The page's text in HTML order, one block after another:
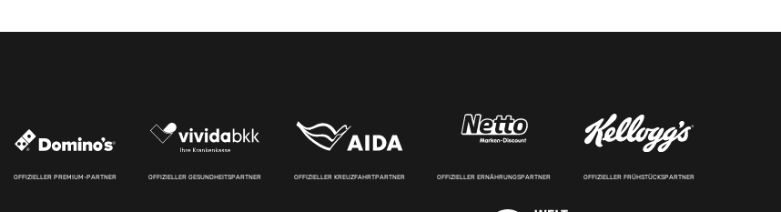
OFFIZIELLER PREMIUM-PARTNER OFFIZIELLER GESUNDHEITSPARTNER OFFIZIELLER KREUZFAHRTPARTNER OFFIZIELLER ERNÄHRUNGSPARTNER OFFIZIELLER FRÜHSTÜCKSPARTNER